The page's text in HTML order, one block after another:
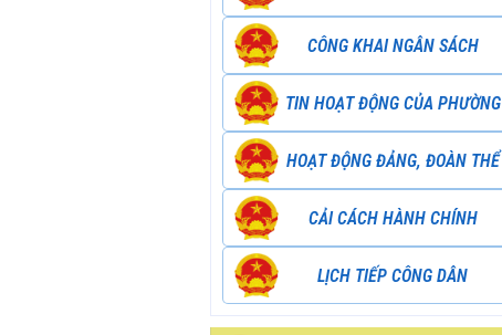
CÔNG KHAI NGÂN SÁCH
TIN HOẠT ĐỘNG CỦA PHƯỜNG
HOẠT ĐỘNG ĐẢNG, ĐOÀN THỂ
CẢI CÁCH HÀNH CHÍNH
LỊCH TIẾP CÔNG DÂN